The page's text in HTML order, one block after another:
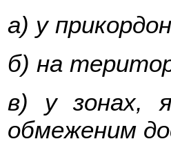
а) у
б) на
в) у зонах,
обмеженим